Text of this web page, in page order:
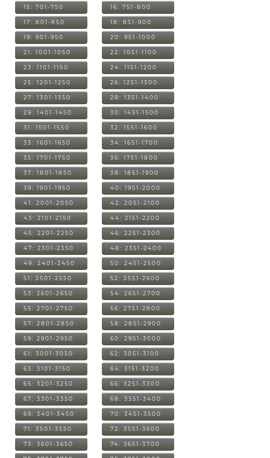
15: 701-750 16: 751-800
17: 801-850 18: 851-900
19: 901-950 20: 951-1000
21: 1001-1050 22: 1051-1100
23: 1101-1150 24: 1151-1200
25: 1201-1250 26: 1251-1300
27: 1301-1350 28: 1351-1400
29: 1401-1450 30: 1451-1500
31: 1501-1550 32: 1551-1600
33: 1601-1650 34: 1651-1700
35: 1701-1750 36: 1751-1800
37: 1801-1850 38: 1851-1900
39: 1901-1950 40: 1951-2000
41: 2001-2050 42: 2051-2100
43: 2101-2150 44: 2151-2200
45: 2201-2250 46: 2251-2300
47: 2301-2350 48: 2351-2400
49: 2401-2450 50: 2451-2500
51: 2501-2550 52: 2551-2600
53: 2601-2650 54: 2651-2700
55: 2701-2750 56: 2751-2800
57: 2801-2850 58: 2851-2900
59: 2901-2950 60: 2951-3000
61: 3001-3050 62: 3051-3100
63: 3101-3150 64: 3151-3200
65: 3201-3250 66: 3251-3300
67: 3301-3350 68: 3351-3400
69: 3401-3450 70: 3451-3500
71: 3501-3550 72: 3551-3600
73: 3601-3650 74: 3651-3700